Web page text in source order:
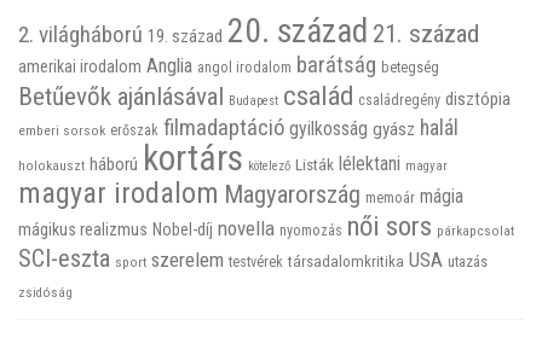
2. világháború 19. század 20. század 21. század
amerikai irodalom Anglia angol irodalom barátság betegség
Betűevők ajánlásával Budapest család családregény disztópia
emberi sorsok erőszak filmadaptáció gyilkosság gyász halál
holokauszt háború kortárs kötelező Listák lélektani magyar
magyar irodalom Magyarország memoár mágia
mágikus realizmus Nobel-díj novella nyomozás női sors párkapcsolat
SCI-eszta sport szerelem testvérek társadalomkritika USA utazás
zsidóság